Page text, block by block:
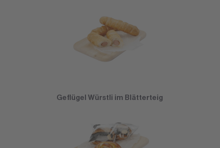
Geflügel Würstli im Blätterteig